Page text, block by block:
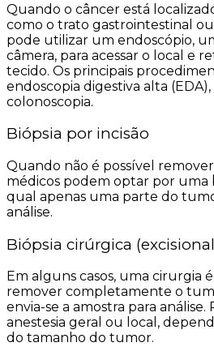
Quando o câncer está
como o trato gastrointestinal
pode utilizar um endoscópio,
câmera, para acessar o local e
tecido. Os principais
endoscopia digestiva alta
colonoscopia.
Biópsia por incisão
Quando não é possível
médicos podem optar por uma
qual apenas uma parte do
análise.
Biópsia cirúrgica
Em alguns casos, uma cirurgia
remover completamente o
envia-se a amostra para análise.
anestesia geral ou local,
do tamanho do tumor.